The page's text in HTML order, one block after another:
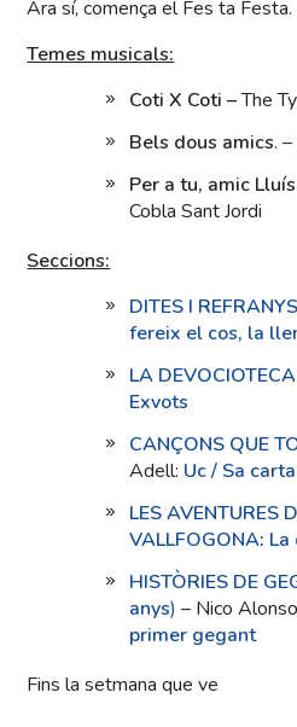
Ara sí, comença el Fes ta Festa.
Temes musicals:
Coti X Coti –The
Bels dous amics.
Per a tu, amic
Cobla Sant Jordi
Seccions:
DITES I
fereix el cos, la
LA DEVOCIOTECA
Exvots
CANÇONS QUE
Adell: Uc / Sa
LES AVENTURES
VALLFOGONA: La
HISTÒRIES DE
anys) – Nico
primer gegant
Fins la setmana que ve